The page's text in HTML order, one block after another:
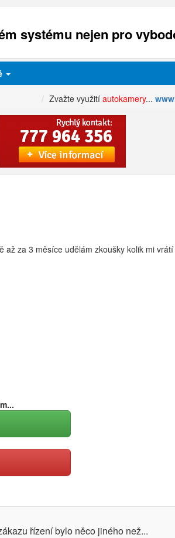
systému nejen pro
Zvažte využití autokamery...
za 3 měsíce udělám zkoušky kolik mi
řízení bylo něco jiného než...